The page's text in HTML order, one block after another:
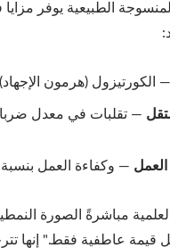
الطبيعية يوفر
— الكورتيزول (هرمون
— تقلبات في معدل
— وكفاءة العمل بنسبة 15%.
مباشرةً الصورة
قيمة عاطفية فقط." إنها